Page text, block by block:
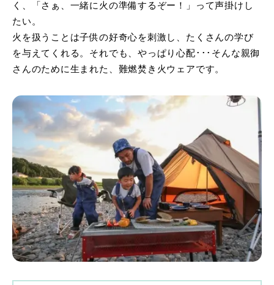
く、「さぁ、一緒に火の準備するぞー！」って声掛けし
たい。
火を扱うことは子供の好奇心を刺激し、たくさんの学び
を与えてくれる。それでも、やっぱり心配･･･そんな親御
さんのために生まれた、難燃焚き火ウェアです。